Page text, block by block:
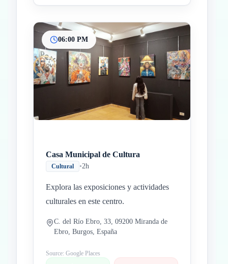
06:00 PM
Casa Municipal de Cultura
Cultural •2h
Explora las exposiciones y actividades
culturales en este centro.
C. del Río Ebro, 33, 09200 Miranda de
Ebro, Burgos, España
Source: Google Places